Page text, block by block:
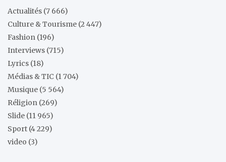
Actualités (7 666)
Culture & Tourisme (2 447)
Fashion (196)
Interviews (715)
Lyrics (18)
Médias & TIC (1 704)
Musique (5 564)
Réligion (269)
Slide (11 965)
Sport (4 229)
video (3)